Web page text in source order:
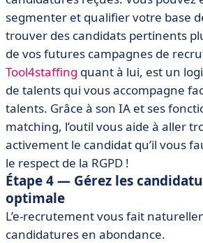
segmenter et qualifier votre base
trouver des candidats pertinents
de vos futures campagnes de
Tool4staffing quant à lui, est un
de talents qui vous accompagne
talents. Grâce à son IA et ses
matching, l’outil vous aide à aller
activement le candidat qu’il vous
le respect de la RGPD !
Étape 4 — Gérez les
optimale
L’e-recrutement vous fait
candidatures en abondance.